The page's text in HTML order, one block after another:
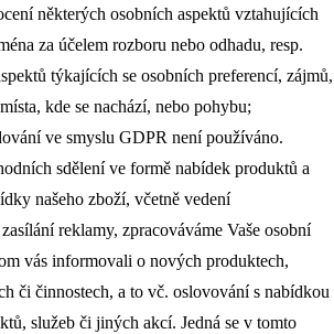
některých osobních aspektů vztahujících
za účelem rozboru nebo odhadu, resp.
týkajících se osobních preferencí, zájmů,
kde se nachází, nebo pohybu;
ve smyslu GDPR není používáno.
sdělení ve formě nabídek produktů a
našeho zboží, včetně vedení
reklamy, zpracováváme Vaše osobní
vás informovali o nových produktech,
či činnostech, a to vč. oslovování s nabídkou
služeb či jiných akcí. Jedná se v tomto